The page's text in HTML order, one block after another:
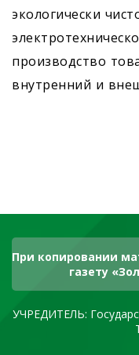
экологически
производство
внутренний и
При копировании
газету
УЧРЕДИТЕЛЬ: